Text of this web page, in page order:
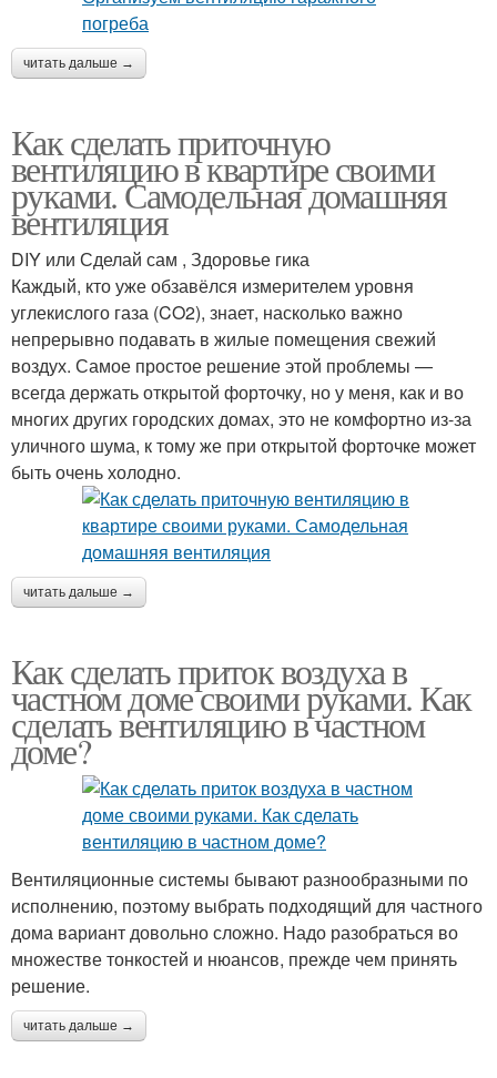
читать дальше →
Как сделать приточную
вентиляцию в квартире своими
руками. Самодельная домашняя
вентиляция
DIY или Сделай сам , Здоровье гика
Каждый, кто уже обзавёлся измерителем уровня
углекислого газа (CO2), знает, насколько важно
непрерывно подавать в жилые помещения свежий
воздух. Самое простое решение этой проблемы —
всегда держать открытой форточку, но у меня, как и во
многих других городских домах, это не комфортно из-за
уличного шума, к тому же при открытой форточке может
быть очень холодно.
читать дальше →
Как сделать приток воздуха в
частном доме своими руками. Как
сделать вентиляцию в частном
доме?
Вентиляционные системы бывают разнообразными по
исполнению, поэтому выбрать подходящий для частного
дома вариант довольно сложно. Надо разобраться во
множестве тонкостей и нюансов, прежде чем принять
решение.
читать дальше →